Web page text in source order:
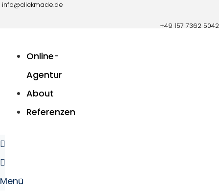
Zum
info@clickmade.de
+49 157 7362 5042
Online-
Agentur
About
Referenzen
Menü